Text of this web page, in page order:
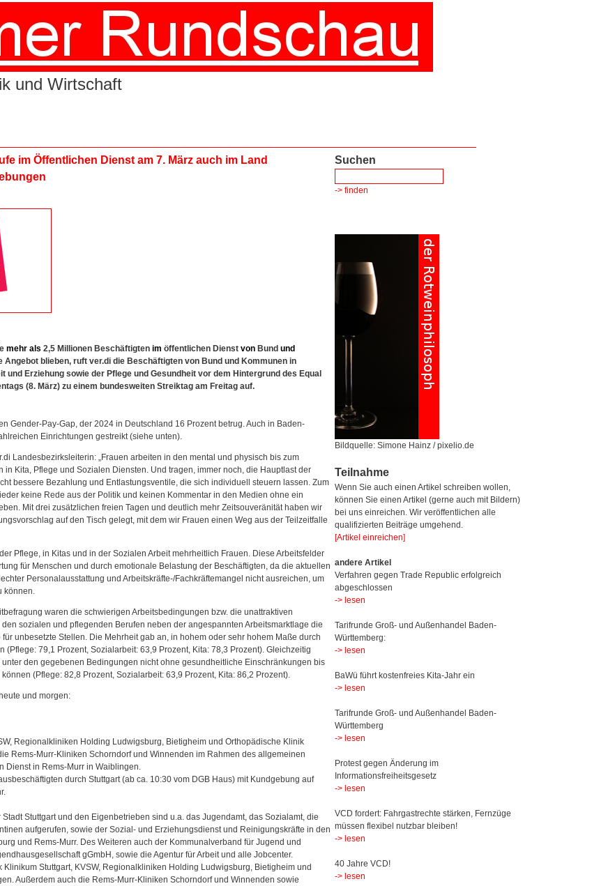
und Wirtschaft
im Öffentlichen Dienst am 7. März auch im Land
mehr als 2,5 Millionen Beschäftigten im öffentlichen Dienst vonBund und
Angebot blieben, ruft ver.di die Beschäftigten von Bund und Kommunen in
und Erziehung sowie der Pflege und Gesundheit vor dem Hintergrund des Equal
(8. März) zu einem bundesweiten Streiktag am Freitag auf.
Gender-Pay-Gap, der 2024 in Deutschland 16 Prozent betrug. Auch in Baden-
Einrichtungen gestreikt (siehe unten).
Landesbezirksleiterin: „Frauen arbeiten in den mental und physisch bis zum
in Kita, Pflege und Sozialen Diensten. Und tragen, immer noch, die Hauptlast der
bessere Bezahlung und Entlastungsventile, die sich individuell steuern lassen. Zum
keine Rede aus der Politik und keinen Kommentar in den Medien ohne ein
Mit drei zusätzlichen freien Tagen und deutlich mehr Zeitsouveränität haben wir
auf den Tisch gelegt, mit dem wir Frauen einen Weg aus der Teilzeitfalle
Pflege, in Kitas und in der Sozialen Arbeit mehrheitlich Frauen. Diese Arbeitsfelder
für Menschen und durch emotionale Belastung der Beschäftigten, da die aktuellen
Personalausstattung und Arbeitskräfte-/Fachkräftemangel nicht ausreichen, um
können.
waren die schwierigen Arbeitsbedingungen bzw. die unattraktiven
sozialen und pflegenden Berufen neben der angespannten Arbeitsmarktlage die
unbesetzte Stellen. Die Mehrheit gab an, in hohem oder sehr hohem Maße durch
(Pflege: 79,1‬ Prozent, Sozialarbeit: 63,9 Prozent, Kita: 78,3 Prozent). Gleichzeitig
den gegebenen Bedingungen nicht ohne gesundheitliche Einschränkungen bis
(Pflege: 82,8 Prozent, Sozialarbeit: 63,9 Prozent, Kita: 86,2 Prozent).
und morgen:
Regionalkliniken Holding Ludwigsburg, Bietigheim und Orthopädische Klinik
Rems-Murr-Kliniken Schorndorf und Winnenden im Rahmen des allgemeinen
Dienst in Rems-Murr in Waiblingen.
durch Stuttgart (ab ca. 10:30 vom DGB Haus) mit Kundgebung auf
Stuttgart und den Eigenbetrieben sind u.a. das Jugendamt, das Sozialamt, die
aufgerufen, sowie der Sozial- und Erziehungsdienst und Reinigungskräfte in den
und Rems-Murr. Des Weiteren auch der Kommunalverband für Jugend und
gGmbH, sowie die Agentur für Arbeit und alle Jobcenter.
Klinikum Stuttgart, KVSW, Regionalkliniken Holding Ludwigsburg, Bietigheim und
Außerdem auch die Rems-Murr-Kliniken Schorndorf und Winnenden sowie
Suchen
-> finden
Bildquelle: Simone Hainz / pixelio.de
Teilnahme
Wenn Sie auch einen Artikel schreiben wollen,
können Sie einen Artikel (gerne auch mit Bildern)
bei uns einreichen. Wir veröffentlichen alle
qualifizierten Beiträge umgehend.
[Artikel einreichen]
andere Artikel
Verfahren gegen Trade Republic erfolgreich
abgeschlossen
-> lesen
Tarifrunde Groß- und Außenhandel Baden-
Württemberg:
-> lesen
BaWü führt kostenfreies Kita-Jahr ein
-> lesen
Tarifrunde Groß- und Außenhandel Baden-
Württemberg
-> lesen
Protest gegen Änderung im
Informationsfreiheitsgesetz
-> lesen
VCD fordert: Fahrgastrechte stärken, Fernzüge
müssen flexibel nutzbar bleiben!
-> lesen
40 Jahre VCD!
-> lesen